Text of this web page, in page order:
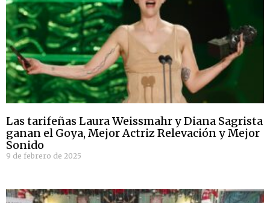
Las tarifeñas Laura Weissmahr y Diana Sagrista
ganan el Goya, Mejor Actriz Relevación y Mejor
Sonido
9 de febrero de 2025